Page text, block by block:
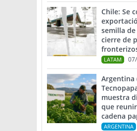
Chile: Se
semilla
cierre de
LATAM
Argentina
muestra
que
cadena
ARGENTINA